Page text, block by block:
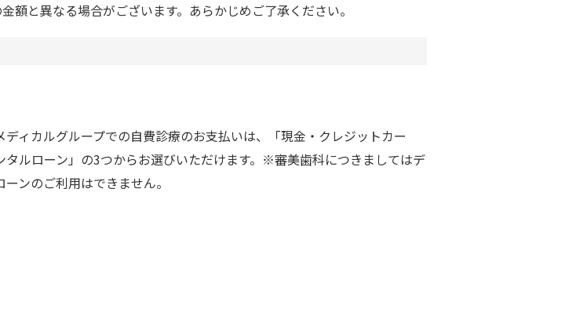
と異なる場合がございます。あらかじめご了承ください。
ディカルグループでの自費診療のお支払いは、「現金・クレジットカー
タルローン」の3つからお選びいただけます。※審美歯科につきましてはデ
ーンのご利用はできません。